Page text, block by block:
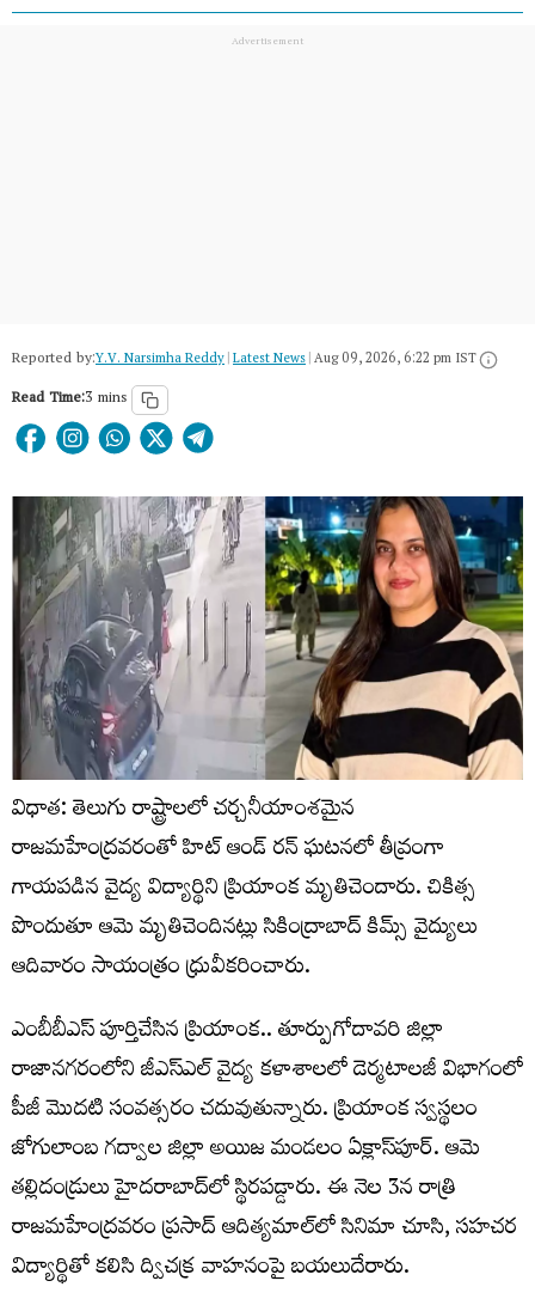
Reported by:Y.V. Narsimha Reddy|Latest News|Aug 09, 2026, 6:22 pm IST
Read Time:3 mins
విధాత: తెలుగు రాష్ట్రాలలో చర్చనీయాంశమైన
రాజమహేంద్రవరంతో హిట్ ఆండ్ రన్ ఘటనలో తీవ్రంగా
గాయపడిన వైద్య విద్యార్థిని ప్రియాంక మృతిచెందారు. చికిత్స
పొందుతూ ఆమె మృతిచెందినట్లు సికింద్రాబాద్‌ కిమ్స్‌ వైద్యులు
ఆదివారం సాయంత్రం ధ్రువీకరించారు.
ఎంబీబీఎస్‌ పూర్తిచేసిన ప్రియాంక.. తూర్పుగోదావరి జిల్లా
రాజానగరంలోని జీఎస్‌ఎల్‌ వైద్య కళాశాలలో డెర్మటాలజీ విభాగంలో
పీజీ మొదటి సంవత్సరం చదువుతున్నారు. ప్రియాంక స్వస్థలం
జోగులాంబ గద్వాల జిల్లా అయిజ మండలం ఏక్లాస్‌పూర్. ఆమె
తల్లిదండ్రులు హైదరాబాద్‌లో స్థిరపడ్డారు. ఈ నెల 3న రాత్రి
రాజమహేంద్రవరం ప్రసాద్‌ ఆదిత్యమాల్‌లో సినిమా చూసి, సహచర
విద్యార్థితో కలిసి ద్విచక్ర వాహనంపై బయలుదేరారు.